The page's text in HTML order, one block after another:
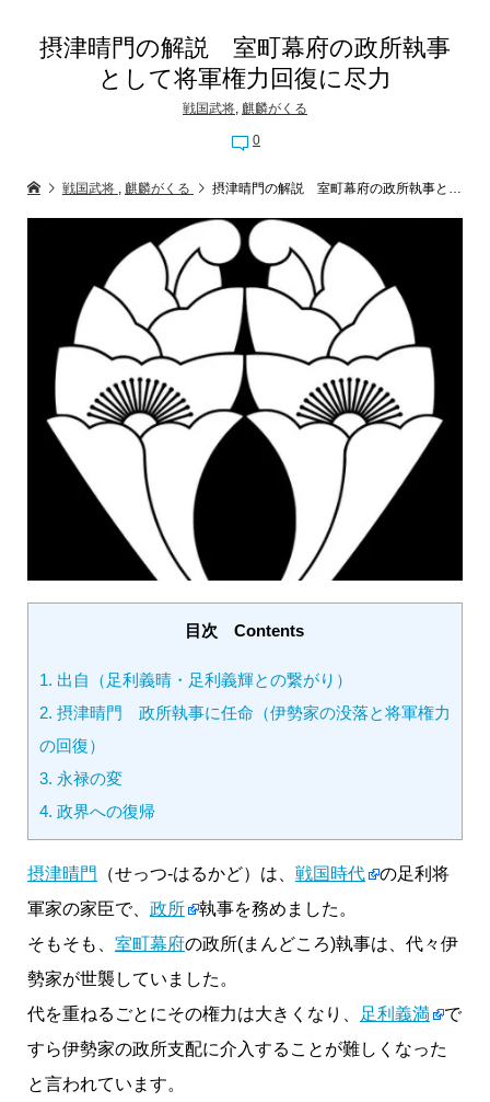
摂津晴門の解説 室町幕府の政所執事
として将軍権力回復に尽力
戦国武将, 麒麟がくる
0
戦国武将 , 麒麟がくる 摂津晴門の解説 室町幕府の政所執事として将軍権力回復に尽力
目次 Contents
1. 出自（足利義晴・足利義輝との繋がり）
2. 摂津晴門 政所執事に任命（伊勢家の没落と将軍権力
の回復）
3. 永禄の変
4. 政界への復帰
摂津晴門 （せっつ-はるかど）は、 戦国時代
の足利将
軍家の家臣で、 政所
執事を務めました。
そもそも、 室町幕府の政所(まんどころ)執事は、代々伊
勢家が世襲していました。
代を重ねるごとにその権力は大きくなり、
足利義満
で
すら伊勢家の政所支配に介入することが難しくなった
と言われています。